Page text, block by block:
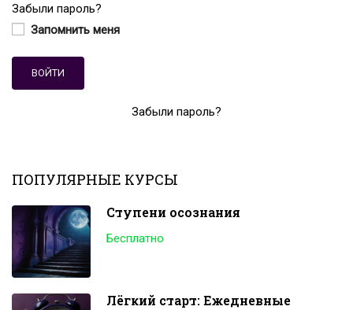
Забыли пароль?
Запомнить меня
Забыли пароль?
ПОПУЛЯРНЫЕ КУРСЫ
Ступени осознания
Бесплатно
Лёгкий старт: Ежедневные